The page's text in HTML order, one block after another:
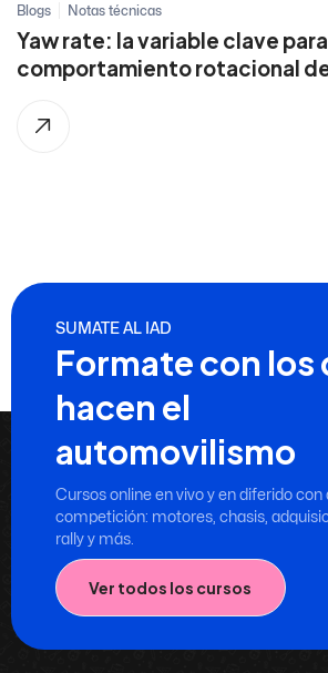
Blogs Notas técnicas
Yaw rate: la variable clave
comportamiento rotacional
SUMATE AL IAD
Formate con los
hacen el
automovilismo
Cursos online en vivo y en diferido con
competición: motores, chasis,
rally y más.
Ver todos los cursos